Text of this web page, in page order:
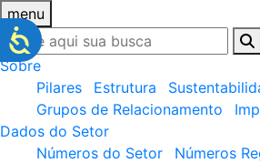
menu
Sobre
Pilares
Estrutura
Grupos de Relacionamento
Dados do Setor
Números do Setor
Números